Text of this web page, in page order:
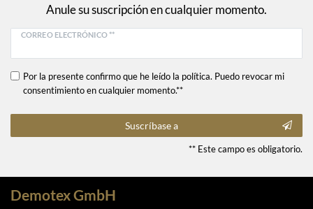
Anule su suscripción en cualquier momento.
CORREO ELECTRÓNICO **
Por la presente confirmo que he leído la política. Puedo revocar mi
consentimiento en cualquier momento.**
Suscríbase a
** Este campo es obligatorio.
Demotex GmbH